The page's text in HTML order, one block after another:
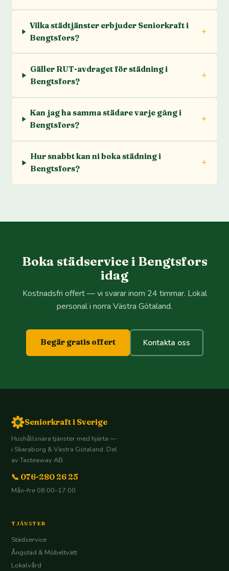
Vilka städtjänster erbjuder Seniorkraft i
Bengtsfors?
Gäller RUT-avdraget för städning i
Bengtsfors?
Kan jag ha samma städare varje gång i
Bengtsfors?
Hur snabbt kan ni boka städning i
Bengtsfors?
Boka städservice i Bengtsfors
idag
Kostnadsfri offert — vi svarar inom 24 timmar. Lokal
personal i norra Västra Götaland.
Begär gratis offert Kontakta oss
Seniorkraft i Sverige
Hushållsnära tjänster med hjärta —
i Skaraborg & Västra Götaland. Del
av Tasteaway AB.
📞 076-280 26 25
Mån–fre 08:00–17:00
TJÄNSTER
Städservice
Ångstäd & Möbeltvätt
Lokalvård